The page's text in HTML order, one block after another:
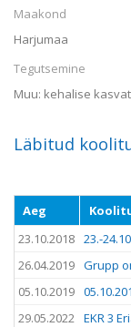
Maakond
Harjumaa
Tegutsemine
Muu: kehalise
Läbitud
Aeg
23.10.2018 23.-
26.04.2019 Grupp
05.10.2019
29.05.2022 EKR 3